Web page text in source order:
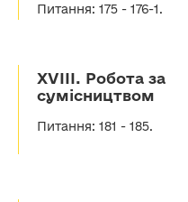
Питання: 175 - 176-1.
XVІІІ. Робота за
сумісництвом
Питання: 181 - 185.